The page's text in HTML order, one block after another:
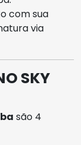
com sua
via
SKY
são 4